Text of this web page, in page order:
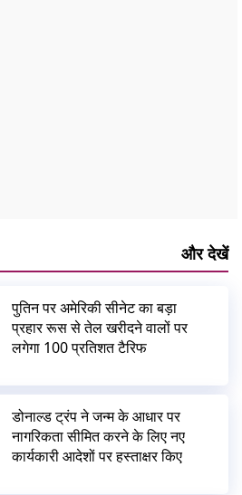
और देखें
पुतिन पर अमेरिकी सीनेट का बड़ा
प्रहार रूस से तेल खरीदने वालों पर
लगेगा 100 प्रतिशत टैरिफ
डोनाल्ड ट्रंप ने जन्म के आधार पर
नागरिकता सीमित करने के लिए नए
कार्यकारी आदेशों पर हस्ताक्षर किए